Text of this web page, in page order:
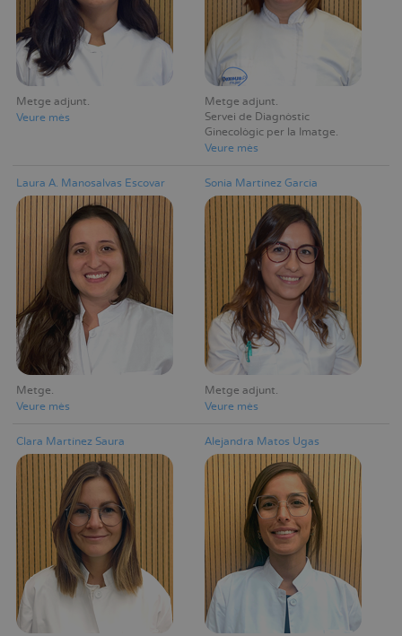
Metge adjunt
Veure mès
Metge adjunt
Servei de Diagnòstic
Ginecològic per la Imatge
Veure mès
Laura A. Manosalvas Escovar
Metge
Veure mès
Sonia Martínez García
Metge adjunt
Veure mès
Clara Martínez Saura Alejandra Matos Ugas